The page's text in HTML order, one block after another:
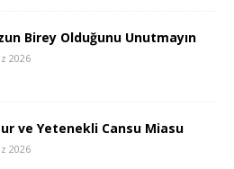
Birey Olduğunu Unutmayın
2026
ve Yetenekli Cansu Miasu
2026